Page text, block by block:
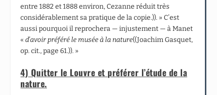
entre 1882 et 1888 environ, Cezanne réduit très
considérablement sa pratique de la copie.)). » C’est
aussi pourquoi il reprochera — injustement — à Manet
«d’avoir préféré le musée à la nature((Joachim Gasquet,
op. cit., page 61.)). »
4) Quitter le Louvre et préférer l’étude de la
nature.